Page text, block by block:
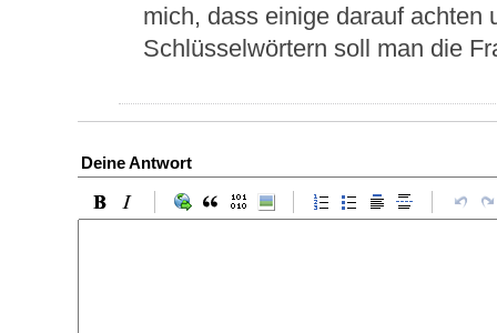
mich, dass einige darauf achten
Schlüsselwörtern soll man die
Deine Antwort